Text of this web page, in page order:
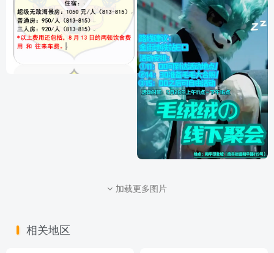
加载更多图片
相关地区